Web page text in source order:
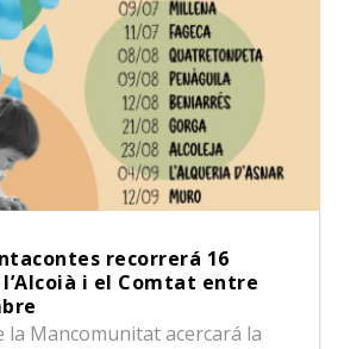
recorrerá 16
i el Comtat entre
la Mancomunitat acercará la